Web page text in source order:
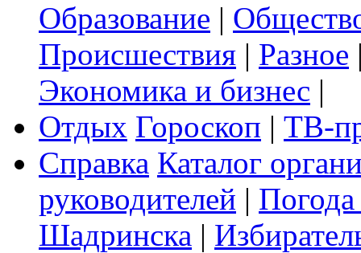
Образование |
Происшествия | Разное
Экономика и бизнес |
Отдых Гороскоп | ТВ-
Справка Каталог
руководителей |
Шадринска |